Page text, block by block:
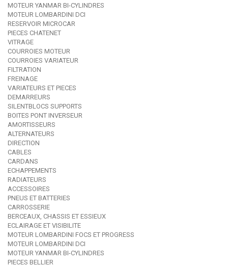
MOTEUR YANMAR BI-CYLINDRES
MOTEUR LOMBARDINI DCI
RESERVOIR MICROCAR
PIECES CHATENET
VITRAGE
COURROIES MOTEUR
COURROIES VARIATEUR
FILTRATION
FREINAGE
VARIATEURS ET PIECES
DEMARREURS
SILENTBLOCS SUPPORTS
BOITES PONT INVERSEUR
AMORTISSEURS
ALTERNATEURS
DIRECTION
CABLES
CARDANS
ECHAPPEMENTS
RADIATEURS
ACCESSOIRES
PNEUS ET BATTERIES
CARROSSERIE
BERCEAUX, CHASSIS ET ESSIEUX
ECLAIRAGE ET VISIBILITE
MOTEUR LOMBARDINI FOCS ET PROGRESS
MOTEUR LOMBARDINI DCI
MOTEUR YANMAR BI-CYLINDRES
PIECES BELLIER